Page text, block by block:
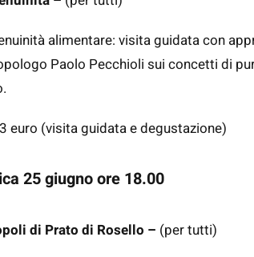
alimentare: visita guidata con
Paolo Pecchioli sui concetti di
euro (visita guidata e degustazione)
25 giugno ore 18.00
di Prato di Rosello – (per tutti)